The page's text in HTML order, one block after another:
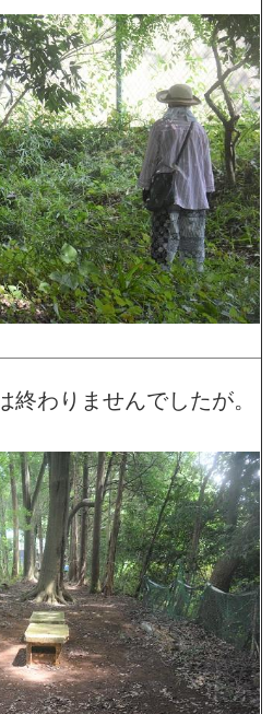
終わりませんでしたが。